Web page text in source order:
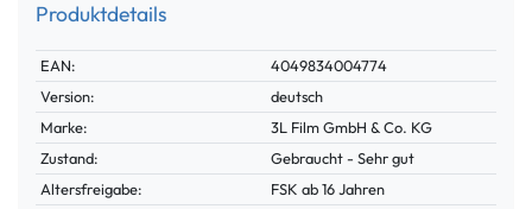
Produktdetails
Technisches
Merkmal
Wert
EAN:
4049834004774
Version:
deutsch
Marke:
3L Film GmbH & Co. KG
Zustand:
Gebraucht - Sehr gut
Altersfreigabe:
FSK ab 16 Jahren